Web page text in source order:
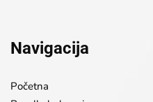
Navigacija
Početna